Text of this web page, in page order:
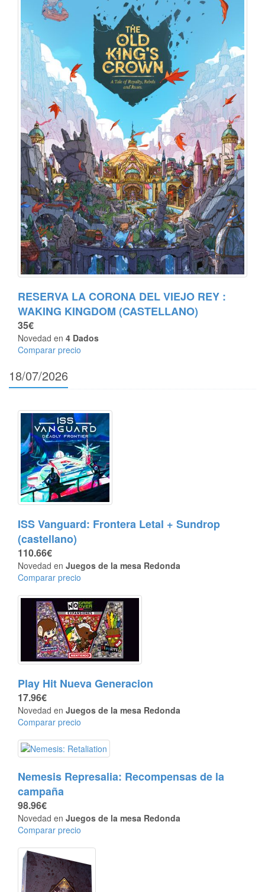
RESERVA LA CORONA DEL VIEJO REY :
WAKING KINGDOM (CASTELLANO)
35€
Novedad en 4 Dados
Comparar precio
18/07/2026
ISS Vanguard: Frontera Letal + Sundrop
(castellano)
110.66€
Novedad en Juegos de la mesa Redonda
Comparar precio
Play Hit Nueva Generacion
17.96€
Novedad en Juegos de la mesa Redonda
Comparar precio
Nemesis Represalia: Recompensas de la
campaña
98.96€
Novedad en Juegos de la mesa Redonda
Comparar precio